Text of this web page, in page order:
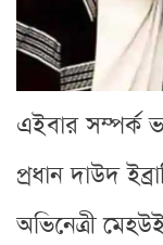
এইবার সম্পর্ক
প্রধান দাউদ
অভিনেত্রী